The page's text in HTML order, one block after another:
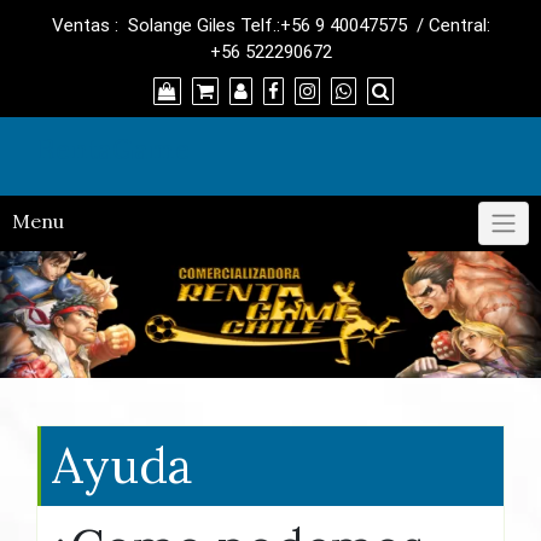
Ventas : Solange Giles Telf.:+56 9 40047575 / Central:
+56 522290672
Menu
Ayuda